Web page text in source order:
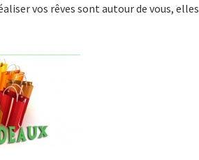
vos rêves sont autour de vous, elles